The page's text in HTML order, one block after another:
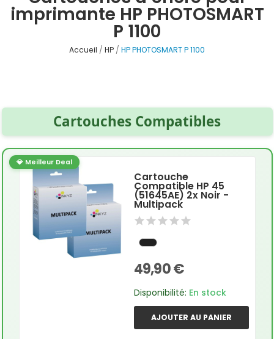
imprimante HP PHOTOSMART
P 1100
Accueil HP HP PHOTOSMART P 1100
Cartouches Compatibles
💎 Meilleur Deal
Cartouche
Compatible HP 45
(51645AE) 2x Noir -
Multipack
49,90 €
Disponibilité: En stock
AJOUTER AU PANIER